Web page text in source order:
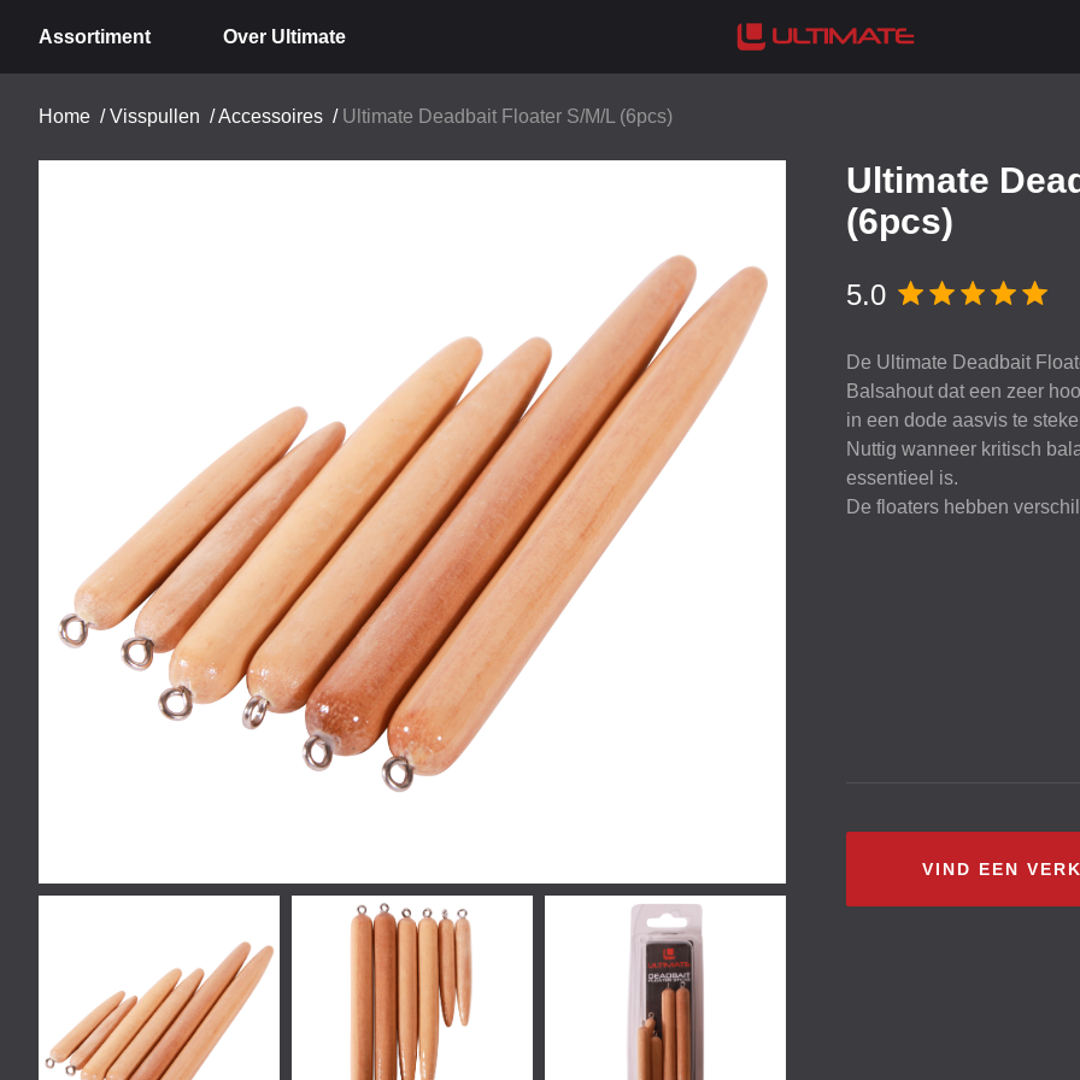
Assortiment Over Ultimate
Home /Visspullen /Accessoires / Ultimate Deadbait Floater S/M/L (6pcs)
Ultimate
(6pcs)
5.0
De Ultimate Deadbait
Balsahout dat een zeer
in een dode aasvis te
Nuttig wanneer kritisch
essentieel is.
De floaters hebben
VIND EEN